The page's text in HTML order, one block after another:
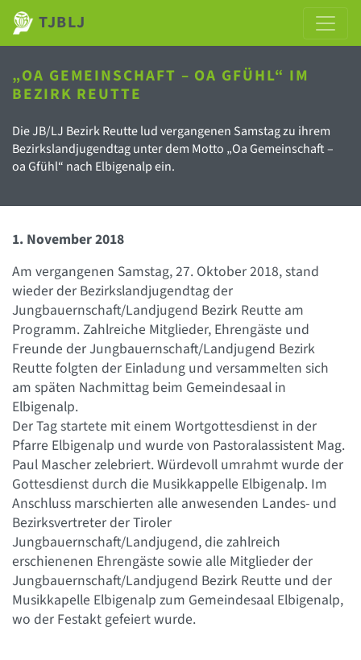
TJBLJ
„OA GEMEINSCHAFT – OA GFÜHL“ IM
BEZIRK REUTTE
Die JB/LJ Bezirk Reutte lud vergangenen Samstag zu ihrem
Bezirkslandjugendtag unter dem Motto „Oa Gemeinschaft –
oa Gfühl“ nach Elbigenalp ein.
1. November 2018
Am vergangenen Samstag, 27. Oktober 2018, stand
wieder der Bezirkslandjugendtag der
Jungbauernschaft/Landjugend Bezirk Reutte am
Programm. Zahlreiche Mitglieder, Ehrengäste und
Freunde der Jungbauernschaft/Landjugend Bezirk
Reutte folgten der Einladung und versammelten sich
am späten Nachmittag beim Gemeindesaal in
Elbigenalp.
Der Tag startete mit einem Wortgottesdienst in der
Pfarre Elbigenalp und wurde von Pastoralassistent Mag.
Paul Mascher zelebriert. Würdevoll umrahmt wurde der
Gottesdienst durch die Musikkappelle Elbigenalp. Im
Anschluss marschierten alle anwesenden Landes- und
Bezirksvertreter der Tiroler
Jungbauernschaft/Landjugend, die zahlreich
erschienenen Ehrengäste sowie alle Mitglieder der
Jungbauernschaft/Landjugend Bezirk Reutte und der
Musikkapelle Elbigenalp zum Gemeindesaal Elbigenalp,
wo der Festakt gefeiert wurde.